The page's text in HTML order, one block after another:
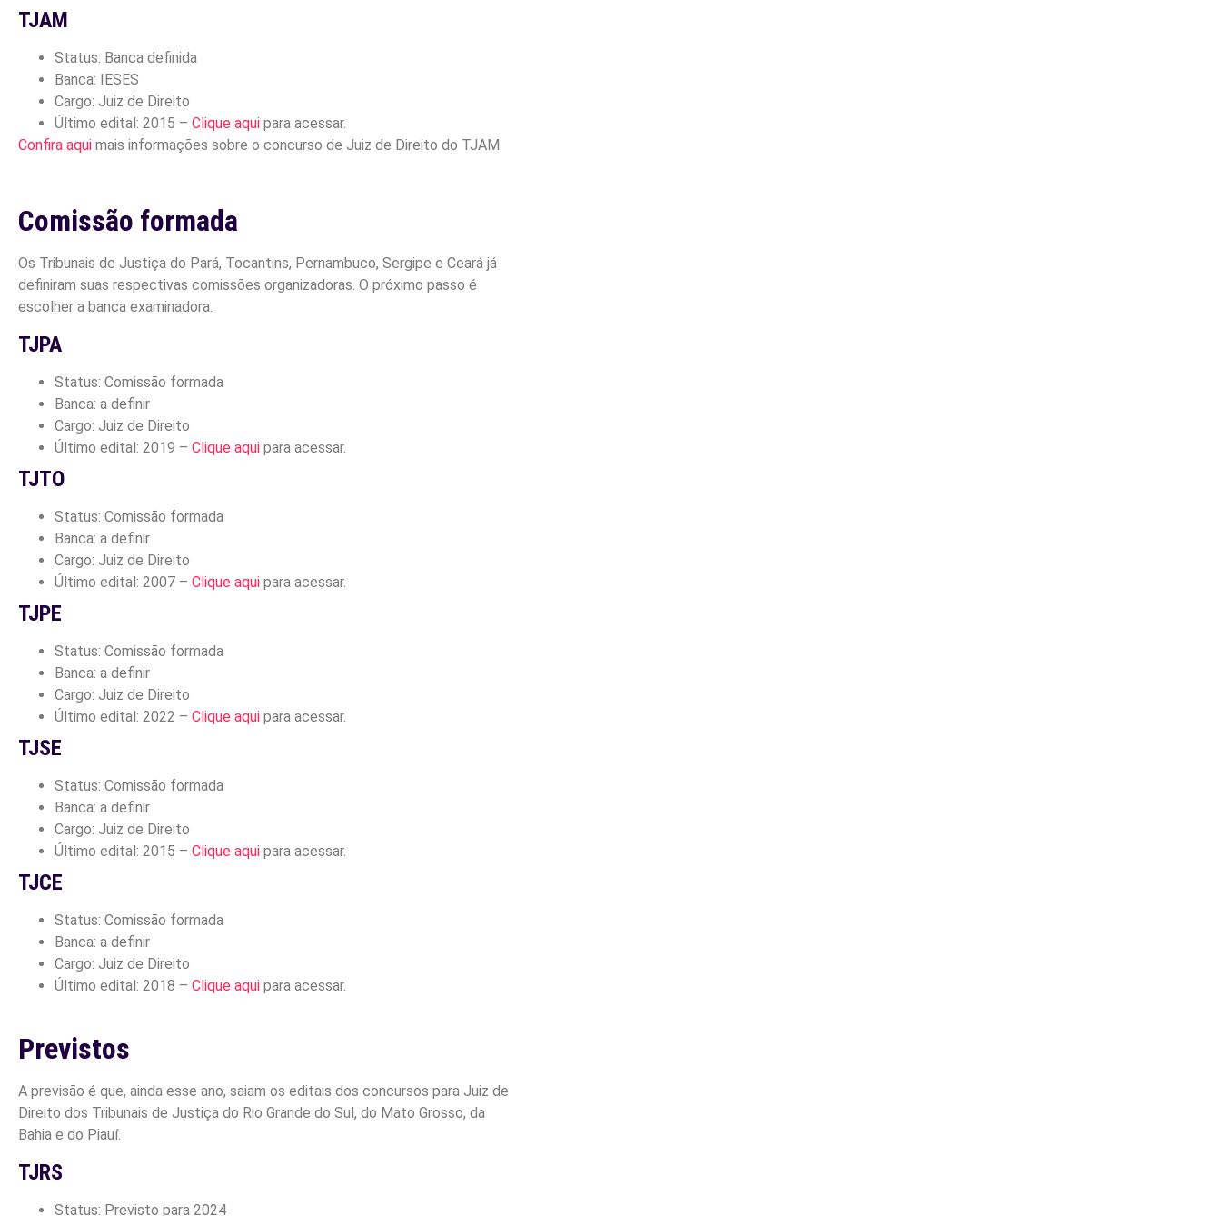
TJAM
Status: Banca definida
Banca: IESES
Cargo: Juiz de Direito
Último edital: 2015 – Clique aqui para acessar.
Confira aqui mais informações sobre o concurso de Juiz de Direito do TJAM.
Comissão formada
Os Tribunais de Justiça do Pará, Tocantins, Pernambuco, Sergipe e Ceará já
definiram suas respectivas comissões organizadoras. O próximo passo é
escolher a banca examinadora.
TJPA
Status: Comissão formada
Banca: a definir
Cargo: Juiz de Direito
Último edital: 2019 – Clique aqui para acessar.
TJTO
Status: Comissão formada
Banca: a definir
Cargo: Juiz de Direito
Último edital: 2007 – Clique aqui para acessar.
TJPE
Status: Comissão formada
Banca: a definir
Cargo: Juiz de Direito
Último edital: 2022 – Clique aqui para acessar.
TJSE
Status: Comissão formada
Banca: a definir
Cargo: Juiz de Direito
Último edital: 2015 – Clique aqui para acessar.
TJCE
Status: Comissão formada
Banca: a definir
Cargo: Juiz de Direito
Último edital: 2018 – Clique aqui para acessar.
Previstos
A previsão é que, ainda esse ano, saiam os editais dos concursos para Juiz de
Direito dos Tribunais de Justiça do Rio Grande do Sul, do Mato Grosso, da
Bahia e do Piauí.
TJRS
Status: Previsto para 2024